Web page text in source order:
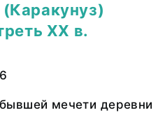
ХХ в.
мечети деревни